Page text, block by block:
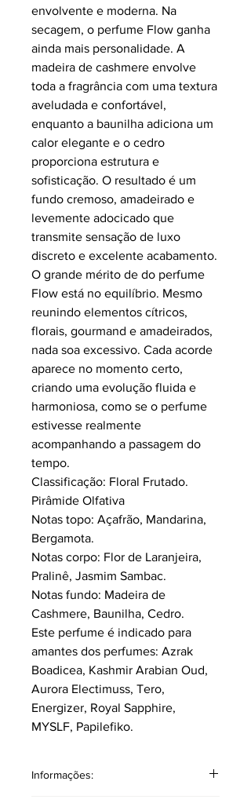
envolvente e moderna. Na
secagem, o perfume Flow ganha
ainda mais personalidade. A
madeira de cashmere envolve
toda a fragrância com uma textura
aveludada e confortável,
enquanto a baunilha adiciona um
calor elegante e o cedro
proporciona estrutura e
sofisticação. O resultado é um
fundo cremoso, amadeirado e
levemente adocicado que
transmite sensação de luxo
discreto e excelente acabamento.
O grande mérito de do perfume
Flow está no equilíbrio. Mesmo
reunindo elementos cítricos,
florais, gourmand e amadeirados,
nada soa excessivo. Cada acorde
aparece no momento certo,
criando uma evolução fluida e
harmoniosa, como se o perfume
estivesse realmente
acompanhando a passagem do
tempo.
Classificação: Floral Frutado.
Pirâmide Olfativa
Notas topo: Açafrão, Mandarina,
Bergamota.
Notas corpo: Flor de Laranjeira,
Pralinê, Jasmim Sambac.
Notas fundo: Madeira de
Cashmere, Baunilha, Cedro.
Este perfume é indicado para
amantes dos perfumes: Azrak
Boadicea, Kashmir Arabian Oud,
Aurora Electimuss, Tero,
Energizer, Royal Sapphire,
MYSLF, Papilefiko.
Informações: